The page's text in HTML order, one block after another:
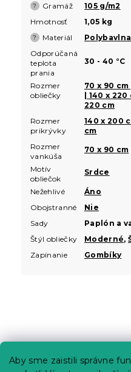
Aby sme zaistili správne
? Gramáž
105 g/m2
Hmotnosť
1,05 kg
? Materiál
Polybavlna
Odporúčaná
teplota
prania
30 - 40 °C
Rozmer
obliečky
70 x 90 cm
| 140 x 220
220 cm
Rozmer
prikrývky
140 x 200
cm
Rozmer
vankúša
70 x 90 cm
Motív
obliečok
Srdce
Nežehlivé
Áno
Obojstranné
Nie
Sady
Paplón a
Štýl obliečky
Moderné,
Zapínanie
Gombíky
á
Informácie pre